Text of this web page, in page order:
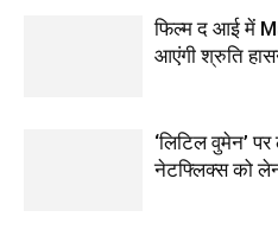
फिल्‍म द आई में
आएंगी श्रुति
‘लिटिल वुमेन’
नेटफ्लिक्स को